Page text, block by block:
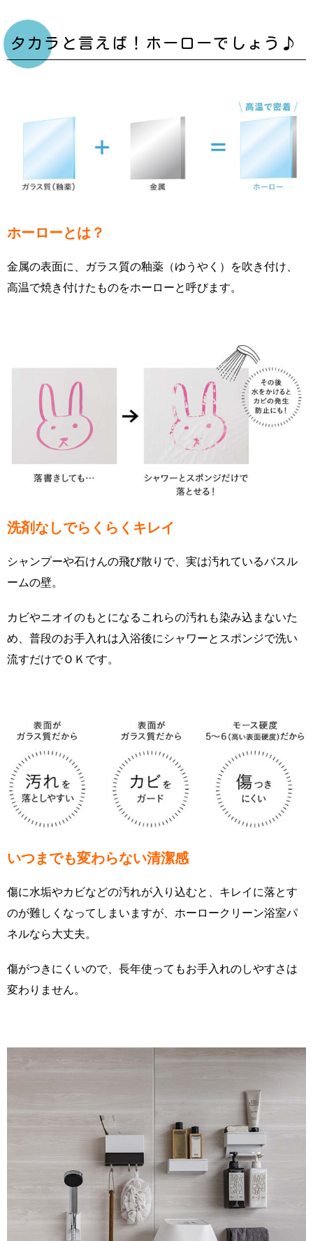
タカラと言えば！ホーローでしょう♪
ホーローとは？
金属の表面に、ガラス質の釉薬（ゆうやく）を吹き付け、
高温で焼き付けたものをホーローと呼びます。
洗剤なしでらくらくキレイ
シャンプーや石けんの飛び散りで、実は汚れているバスル
ームの壁。
カビやニオイのもとになるこれらの汚れも染み込まないた
め、普段のお手入れは入浴後にシャワーとスポンジで洗い
流すだけでＯＫです。
いつまでも変わらない清潔感
傷に水垢やカビなどの汚れが入り込むと、キレイに落とす
のが難しくなってしまいますが、ホーロークリーン浴室パ
ネルなら大丈夫。
傷がつきにくいので、長年使ってもお手入れのしやすさは
変わりません。